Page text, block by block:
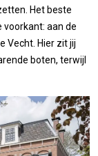
Het beste
voorkant: aan de
Vecht. Hier zit jij
boten, terwijl